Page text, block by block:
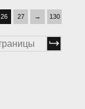
26 27 → 130